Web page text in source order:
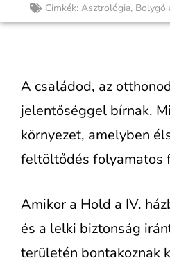
Cimkék: Asztrológia, Bolygó
A családod, az
jelentőséggel bírnak.
környezet, amelyben
feltöltődés folyamatos
Amikor a Hold a IV.
és a lelki biztonság
területén bontakoznak